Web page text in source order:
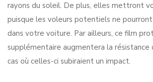
rayons du soleil. De plus, elles mettront
puisque les voleurs potentiels ne
dans votre voiture. Par ailleurs, ce film
supplémentaire augmentera la résistance
cas où celles-ci subiraient un impact.